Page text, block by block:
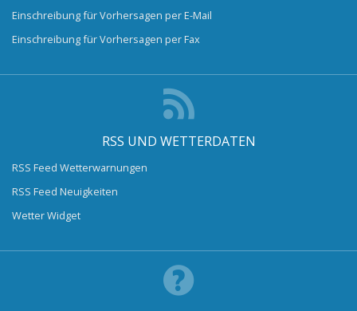
Einschreibung für Vorhersagen per E-Mail
Einschreibung für Vorhersagen per Fax
RSS UND WETTERDATEN
RSS Feed Wetterwarnungen
RSS Feed Neuigkeiten
Wetter Widget